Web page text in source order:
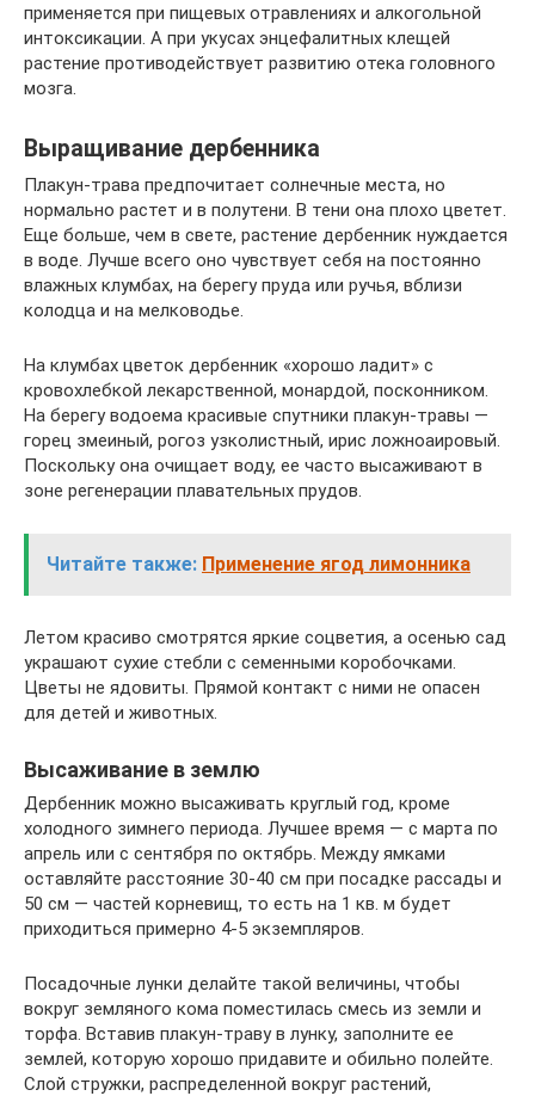
применяется при пищевых отравлениях и алкогольной
интоксикации. А при укусах энцефалитных клещей
растение противодействует развитию отека головного
мозга.
Выращивание дербенника
Плакун-трава предпочитает солнечные места, но
нормально растет и в полутени. В тени она плохо цветет.
Еще больше, чем в свете, растение дербенник нуждается
в воде. Лучше всего оно чувствует себя на постоянно
влажных клумбах, на берегу пруда или ручья, вблизи
колодца и на мелководье.
На клумбах цветок дербенник «хорошо ладит» с
кровохлебкой лекарственной, монардой, посконником.
На берегу водоема красивые спутники плакун-травы —
горец змеиный, рогоз узколистный, ирис ложноаировый.
Поскольку она очищает воду, ее часто высаживают в
зоне регенерации плавательных прудов.
Читайте также: Применение ягод лимонника
Летом красиво смотрятся яркие соцветия, а осенью сад
украшают сухие стебли с семенными коробочками.
Цветы не ядовиты. Прямой контакт с ними не опасен
для детей и животных.
Высаживание в землю
Дербенник можно высаживать круглый год, кроме
холодного зимнего периода. Лучшее время — с марта по
апрель или с сентября по октябрь. Между ямками
оставляйте расстояние 30-40 см при посадке рассады и
50 см — частей корневищ, то есть на 1 кв. м будет
приходиться примерно 4-5 экземпляров.
Посадочные лунки делайте такой величины, чтобы
вокруг земляного кома поместилась смесь из земли и
торфа. Вставив плакун-траву в лунку, заполните ее
землей, которую хорошо придавите и обильно полейте.
Слой стружки, распределенной вокруг растений,